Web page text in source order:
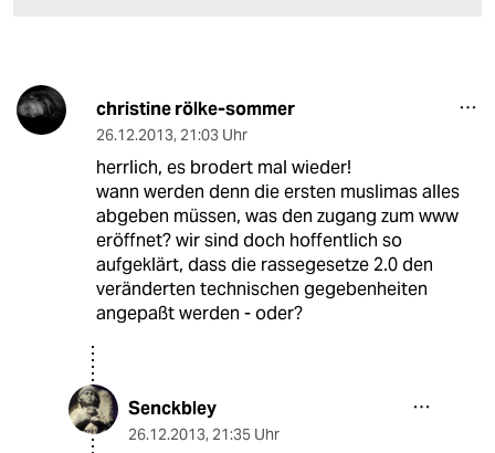
christine rölke-sommer
26.12.2013, 21:03 Uhr
herrlich, es brodert mal wieder!
wann werden denn die ersten muslimas alles
abgeben müssen, was den zugang zum www
eröffnet? wir sind doch hoffentlich so
aufgeklärt, dass die rassegesetze 2.0 den
veränderten technischen gegebenheiten
angepaßt werden - oder?
Senckbley
26.12.2013, 21:35 Uhr